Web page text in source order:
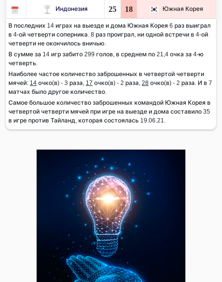
Индонезия 25 18 Южная Корея
В последних 14 играх на выезде и дома Южная Корея 6 раз выиграл
в 4-ой четверти соперника. 8 раз проиграл, ни одной встречи в 4-ой
четверти не окончилось вничью.
В сумме за 14 игр забито 299 голов, в среднем по 21,4 очка за 4-ю
четверть.
Наиболее частое количество заброшенных в четвертой четверти
мячей: 14 очко(в) - 3 раза, 17 очко(в) - 2 раза, 28 очко(в) - 2 раза. И в 7
матчах было другое количество.
Самое большое количество заброшенных командой Южная Корея в
четвертой четверти мячей при игре на выезде и дома составило 35
в игре против Тайланд, которая состоялась 19.06.21.